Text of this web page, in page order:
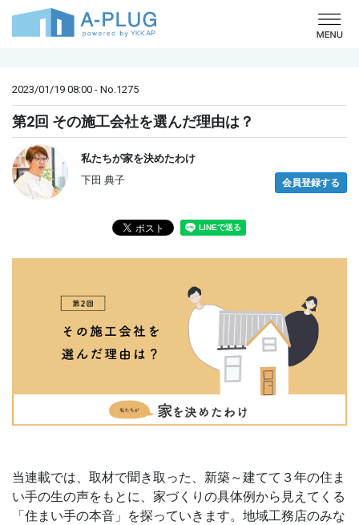
2023/01/19 08:00 - No.1275
第2回 その施工会社を選んだ理由は？
私たちが家を決めたわけ
下田 典子
会員登録する
当連載では、取材で聞き取った、新築～建てて３年の住ま
い手の生の声をもとに、家づくりの具体例から見えてくる
「住まい手の本音」を探っていきます。地域工務店のみな